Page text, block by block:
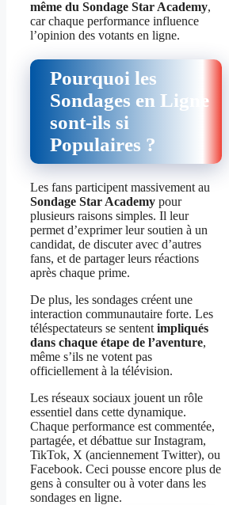
même du Sondage Star Academy,
car chaque performance influence
l’opinion des votants en ligne.
Pourquoi les
Sondages en Ligne
sont‑ils si
Populaires ?
Les fans participent massivement au
Sondage Star Academy pour
plusieurs raisons simples. Il leur
permet d’exprimer leur soutien à un
candidat, de discuter avec d’autres
fans, et de partager leurs réactions
après chaque prime.
De plus, les sondages créent une
interaction communautaire forte. Les
téléspectateurs se sentent impliqués
dans chaque étape de l’aventure,
même s’ils ne votent pas
officiellement à la télévision.
Les réseaux sociaux jouent un rôle
essentiel dans cette dynamique.
Chaque performance est commentée,
partagée, et débattue sur Instagram,
TikTok, X (anciennement Twitter), ou
Facebook. Ceci pousse encore plus de
gens à consulter ou à voter dans les
sondages en ligne.